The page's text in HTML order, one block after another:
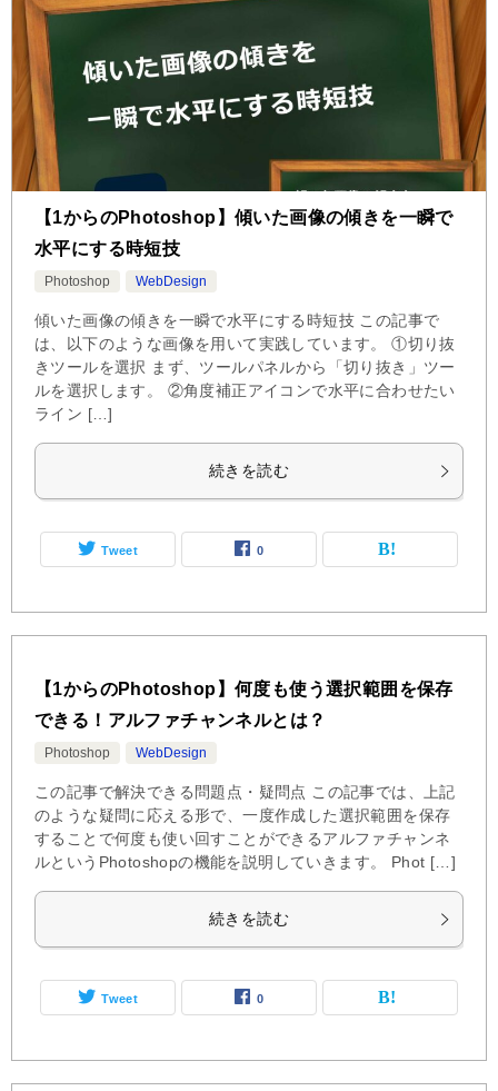
【1からのPhotoshop】傾いた画像の傾きを一瞬で
水平にする時短技
Photoshop WebDesign
傾いた画像の傾きを一瞬で水平にする時短技 この記事で
は、以下のような画像を用いて実践しています。 ①切り抜
きツールを選択 まず、ツールパネルから「切り抜き」ツー
ルを選択します。 ②角度補正アイコンで水平に合わせたい
ライン […]
続きを読む
Tweet 0
【1からのPhotoshop】何度も使う選択範囲を保存
できる！アルファチャンネルとは？
Photoshop WebDesign
この記事で解決できる問題点・疑問点 この記事では、上記
のような疑問に応える形で、一度作成した選択範囲を保存
することで何度も使い回すことができるアルファチャンネ
ルというPhotoshopの機能を説明していきます。 Phot […]
続きを読む
Tweet 0